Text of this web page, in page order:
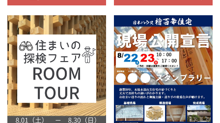
福井
茨城
栃木
群馬
三重
兵庫
奈良
滋賀
和歌山
香川
愛媛
鳥取
島根
広島
福岡
佐賀
熊本
大分
宮崎
分譲マンション
※現住所のある都道府県以外の建築予定地の方でも現住所の有るお近
くの展示場又は店舗にお問合せください。移住の計画の方もご相談対
応します。お気軽にご相談ください。
会津
福井県
福井
千葉県
千葉
柏
茨城県
水戸
栃木県
宇都宮
小山
群馬県
群馬
伊勢崎
三重県
四日市
兵庫県
姫路
奈良県
奈良
愛媛県
松山
福岡県
福岡
佐賀県
佐賀
熊本県
熊本
大分県
大分
宮崎県
宮崎
鹿児島県
鹿児島